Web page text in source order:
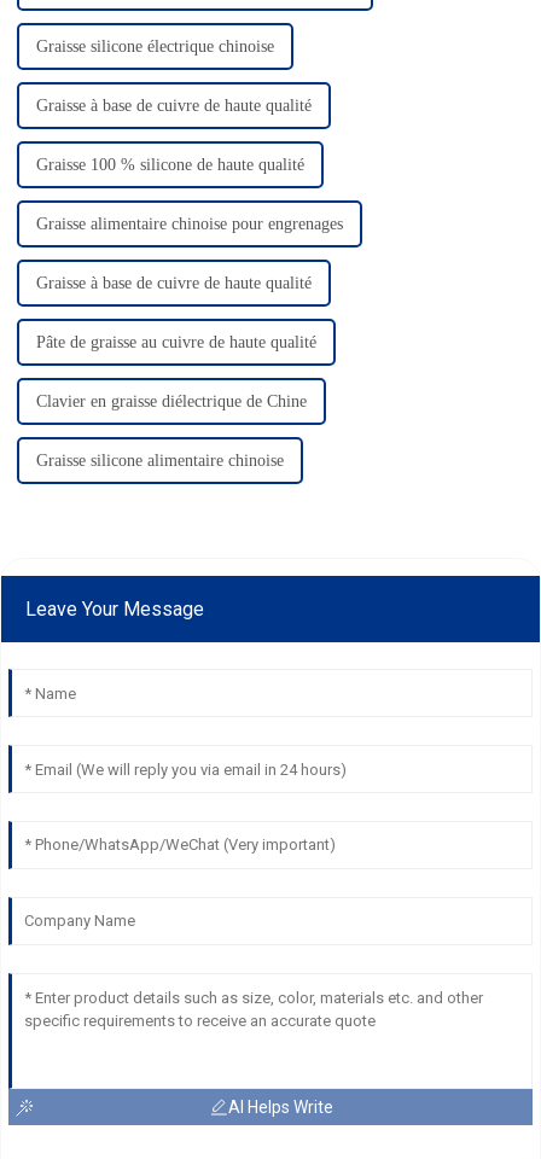
Graisse silicone électrique chinoise
Graisse à base de cuivre de haute qualité
Graisse 100 % silicone de haute qualité
Graisse alimentaire chinoise pour engrenages
Graisse à base de cuivre de haute qualité
Pâte de graisse au cuivre de haute qualité
Clavier en graisse diélectrique de Chine
Graisse silicone alimentaire chinoise
Leave Your Message
AI Helps Write